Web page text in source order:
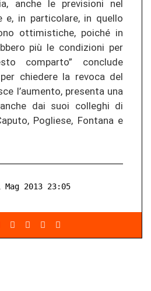
anche le previsioni nel
e, in particolare, in quello
ottimistiche, poiché in
più le condizioni per
comparto” conclude
chiedere la revoca del
l’aumento, presenta una
dai suoi colleghi di
Pogliese, Fontana e
Mag 2013 23:05